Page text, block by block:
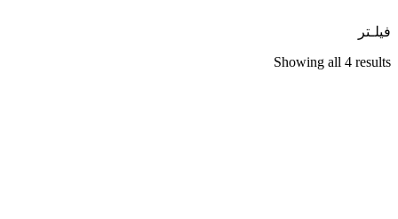
فیلـتر
Showing all 4 results